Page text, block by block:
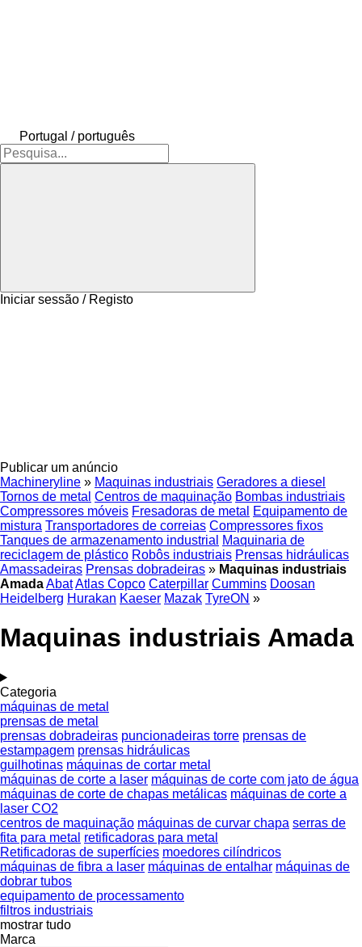
Portugal / português
Iniciar sessão / Registo
Publicar um anúncio
Machineryline » Maquinas industriais Geradores a diesel
Tornos de metal Centros de maquinação Bombas industriais
Compressores móveis Fresadoras de metal
Equipamento de
mistura Transportadores de correias Compressores fixos
Tanques de armazenamento industrial
Maquinaria de
reciclagem de plástico Robôs industriais Prensas hidráulicas
Amassadeiras Prensas dobradeiras » Maquinas industriais
AmadaAbatAtlas Copco Caterpillar Cummins Doosan
Heidelberg Hurakan Kaeser Mazak TyreON »
Maquinas industriais Amada
Categoria
máquinas de metal
prensas de metal
prensas dobradeiras puncionadeiras torre prensas de
estampagem prensas hidráulicas
guilhotinas máquinas de cortar metal
máquinas de corte a laser máquinas de corte com jato de água
máquinas de corte de chapas metálicas máquinas de corte a
laser CO2
centros de maquinação máquinas de curvar chapa serras de
fita para metal retificadoras para metal
Retificadoras de superfícies moedores cilíndricos
máquinas de fibra a laser máquinas de entalhar máquinas de
dobrar tubos
equipamento de processamento
filtros industriais
mostrar tudo
Marca